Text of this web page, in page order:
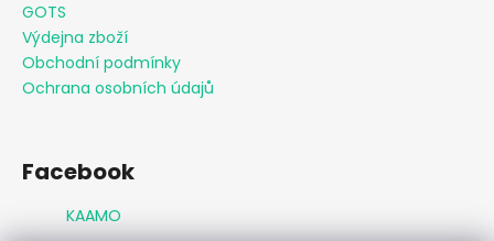
GOTS
Výdejna zboží
Obchodní podmínky
Ochrana osobních údajů
Facebook
KAAMO